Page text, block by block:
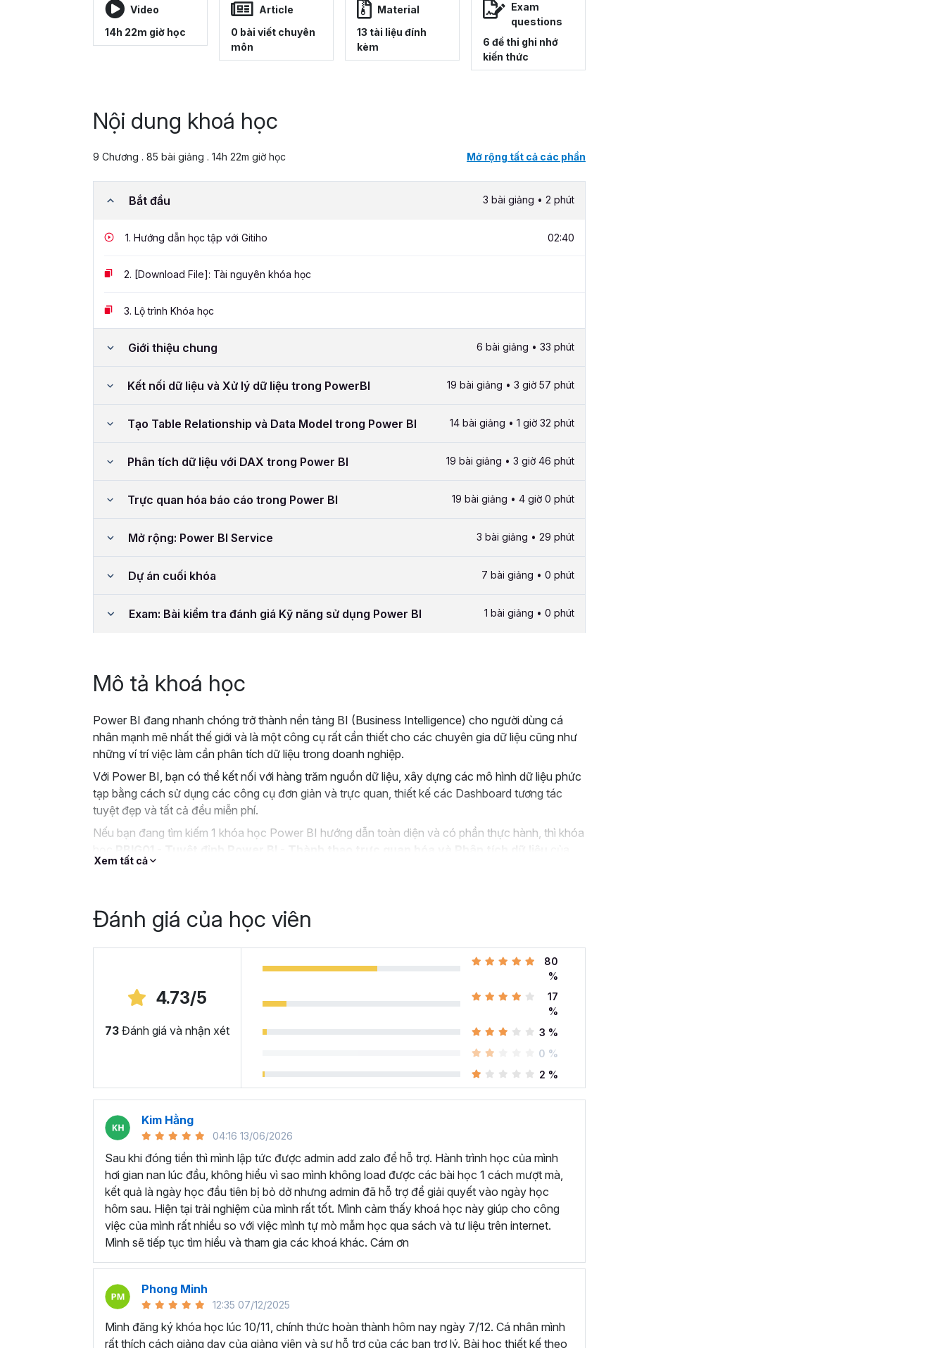
Video
14h 22m giờ học
Article
0 bài viết chuyên
môn
Material
13 tài liệu đính
kèm
Exam
questions
6 đề thi ghi nhớ
kiến thức
Nội dung khoá học
9 Chương . 85 bài giảng . 14h 22m giờ học Mở rộng tất cả các phần
Bắt đầu 3 bài giảng • 2 phút
1. Hướng dẫn học tập với Gitiho 02:40
2. [Download File]: Tài nguyên khóa học
3. Lộ trình Khóa học
Giới thiệu chung 6 bài giảng • 33 phút
Kết nối dữ liệu và Xử lý dữ liệu trong PowerBI 19 bài giảng • 3 giờ 57 phút
Tạo Table Relationship và Data Model trong Power BI 14 bài giảng • 1 giờ 32 phút
Phân tích dữ liệu với DAX trong Power BI 19 bài giảng • 3 giờ 46 phút
Trực quan hóa báo cáo trong Power BI 19 bài giảng • 4 giờ 0 phút
Mở rộng: Power BI Service 3 bài giảng • 29 phút
Dự án cuối khóa 7 bài giảng • 0 phút
Exam: Bài kiểm tra đánh giá Kỹ năng sử dụng Power BI 1 bài giảng • 0 phút
Mô tả khoá học
Power BI đang nhanh chóng trở thành nền tảng BI (Business Intelligence) cho người dùng cá
nhân mạnh mẽ nhất thế giới và là một công cụ rất cần thiết cho các chuyên gia dữ liệu cũng như
những ví trí việc làm cần phân tích dữ liệu trong doanh nghiệp.
Với Power BI, bạn có thể kết nối với hàng trăm nguồn dữ liệu, xây dựng các mô hình dữ liệu phức
tạp bằng cách sử dụng các công cụ đơn giản và trực quan, thiết kế các Dashboard tương tác
tuyệt đẹp và tất cả đều miễn phí.
Nếu bạn đang tìm kiếm 1 khóa học Power BI hướng dẫn toàn diện và có phần thực hành, thì khóa
Gitiho.com sẽ là một giải pháp tuyệt vời dành cho bạn.
đỉnh Power BI tại Gitiho?
Trong khóa học Power BI này, bạn sẽ làm việc giống như một chuyên viênphân tích dữ liệukinh
doanh cho Adventure Works Cycles (một công ty sản xuất toàn cầu). Nhiệm vụ của bạn là thiết
kế và cung cấp các con số kinh doanh một cách trực quan, chuyên nghiệp trên Power BI với
nguồn dữ liệu thô là các file CSV.
Nếu bạn chưa có kiến thức gì về Power BI thì cũng đừng lo lắng bởi khóa học Power BI này sẽ
hướng dẫn chi tiết cả về cách sử dụng các chức năng, công cụ trên Power BI Desktop, giải thích
Cuối mỗi chương học đều có các bài thực hành để bạn có thể vận dụng được các kiến thức đã
học lý thuyết, tương tự như các phần nhỏ của dự án, giống như cách bạn sẽ làm việc trong công
việc ngoài thực tế.
Sau khóa học này bạn có thể?
4 mục tiêu bạn sẽ đạt được khi hoàn thành chương trình Power BI online này:
Kết nối dữ liệu vào Power BI từ nhiều nguồn dữ liệu khác nhau.
Xử lý và làm sạch các dữ liệu thô nhanh chóng, chuyên nghiệp.
Tạo các Mô hình dữ liệu đa chiều.
Tạo báo cáo, biểu mẫu sinh động, trực quan.
Trực quan hóa dữ liệu bằng biểu đồ và tạo Dashboard tương tác.
Trong khóa học này bạn cũng sẽ có thêm một dự án lớn cuối khóa để bạn thực hành những gì đã
học và cùng Gitiho áp dụng trong dự án
ôn tập và tự đánh giá mức độ thành thạo kiến thức Power BI của mình.
Xem tất cả
Đánh giá của học viên
4.73/5
73 Đánh giá và nhận xét
80
%
17
%
3 %
0 %
2 %
Kim Hằng
04:16 13/06/2026
Sau khi đóng tiền thì mình lập tức được admin add zalo để hỗ trợ. Hành trình học của mình
hơi gian nan lúc đầu, không hiểu vì sao mình không load được các bài học 1 cách mượt mà,
kết quả là ngày học đầu tiên bị bỏ dở nhưng admin đã hỗ trợ để giải quyết vào ngày học
hôm sau. Hiện tại trải nghiệm của mình rất tốt. Mình cảm thấy khoá học này giúp cho công
việc của mình rất nhiều so với việc mình tự mò mẫm học qua sách và tư liệu trên internet.
Mình sẽ tiếp tục tìm hiểu và tham gia các khoá khác. Cám ơn
Phong Minh
12:35 07/12/2025
Mình đăng ký khóa học lúc 10/11, chính thức hoàn thành hôm nay ngày 7/12. Cá nhân mình
rất thích cách giảng dạy của giảng viên và sự hỗ trợ của các bạn trợ lý. Bài học thiết kế theo